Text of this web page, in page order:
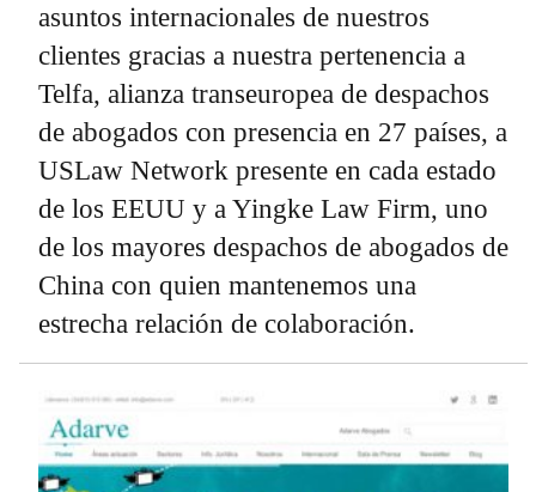
asuntos internacionales de nuestros
clientes gracias a nuestra pertenencia a
Telfa, alianza transeuropea de despachos
de abogados con presencia en 27 países, a
USLaw Network presente en cada estado
de los EEUU y a Yingke Law Firm, uno
de los mayores despachos de abogados de
China con quien mantenemos una
estrecha relación de colaboración.